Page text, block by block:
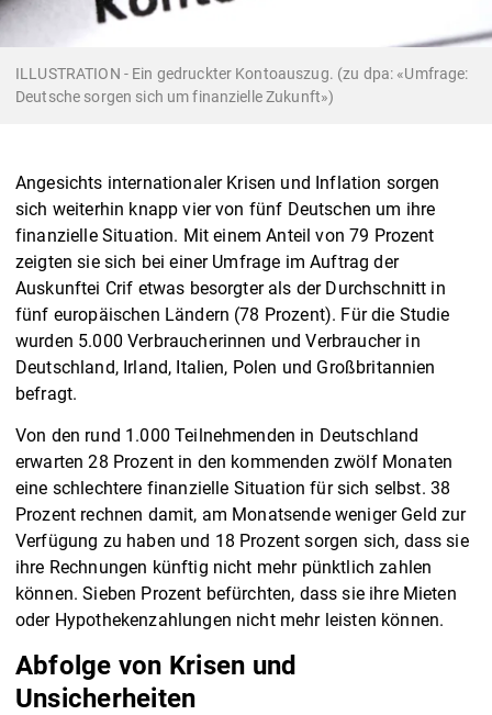
ILLUSTRATION - Ein gedruckter Kontoauszug. (zu dpa: «Umfrage:
Deutsche sorgen sich um finanzielle Zukunft»)
Angesichts internationaler Krisen und Inflation sorgen
sich weiterhin knapp vier von fünf Deutschen um ihre
finanzielle Situation. Mit einem Anteil von 79 Prozent
zeigten sie sich bei einer Umfrage im Auftrag der
Auskunftei Crif etwas besorgter als der Durchschnitt in
fünf europäischen Ländern (78 Prozent). Für die Studie
wurden 5.000 Verbraucherinnen und Verbraucher in
Deutschland, Irland, Italien, Polen und Großbritannien
befragt.
Von den rund 1.000 Teilnehmenden in Deutschland
erwarten 28 Prozent in den kommenden zwölf Monaten
eine schlechtere finanzielle Situation für sich selbst. 38
Prozent rechnen damit, am Monatsende weniger Geld zur
Verfügung zu haben und 18 Prozent sorgen sich, dass sie
ihre Rechnungen künftig nicht mehr pünktlich zahlen
können. Sieben Prozent befürchten, dass sie ihre Mieten
oder Hypothekenzahlungen nicht mehr leisten können.
Abfolge von Krisen und
Unsicherheiten